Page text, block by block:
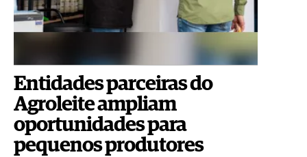
Entidades parceiras do
Agroleite ampliam
oportunidades para
pequenos produtores